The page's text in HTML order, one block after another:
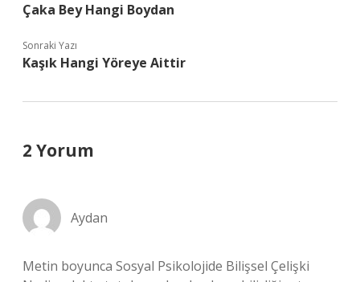
Çaka Bey Hangi Boydan
Sonraki Yazı
Kaşık Hangi Yöreye Aittir
2 Yorum
Aydan
Metin boyunca Sosyal Psikolojide Bilişsel Çelişki